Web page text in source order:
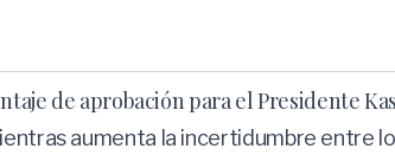
de aprobación para el Presidente
aumenta la incertidumbre entre